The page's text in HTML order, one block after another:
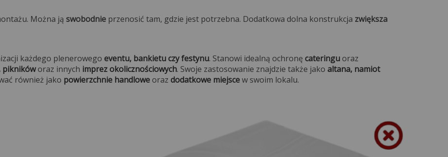
Można ją swobodnie przenosić tam, gdzie jest potrzebna. Dodatkowa dolna konstrukcja zwiększa
każdego plenerowego eventu, bankietu czy festynu. Stanowi idealną ochronę cateringuoraz
piknikóworaz innych imprez okolicznościowych. Swoje zastosowanie znajdzie także jako altana, namiot
również jako powierzchnie handloweoraz dodatkowe miejscew swoim lokalu.